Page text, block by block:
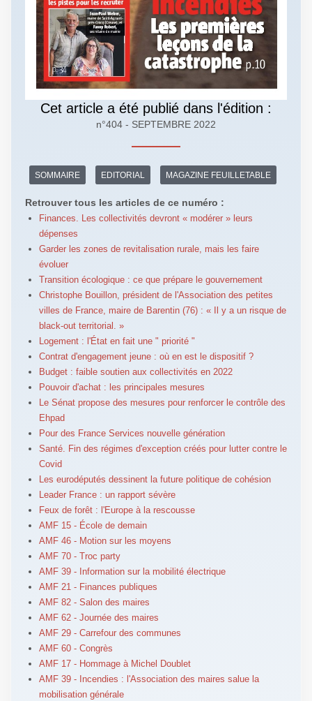
Cet article a été publié dans l'édition :
n°404 - SEPTEMBRE 2022
SOMMAIRE EDITORIAL MAGAZINE FEUILLETABLE
Retrouver tous les articles de ce numéro :
Finances. Les collectivités devront « modérer » leurs
dépenses
Garder les zones de revitalisation rurale, mais les faire
évoluer
Transition écologique : ce que prépare le gouvernement
Christophe Bouillon, président de l'Association des petites
villes de France, maire de Barentin (76) : « Il y a un risque de
black-out territorial. »
Logement : l'État en fait une " priorité "
Contrat d'engagement jeune : où en est le dispositif ?
Budget : faible soutien aux collectivités en 2022
Pouvoir d'achat : les principales mesures
Le Sénat propose des mesures pour renforcer le contrôle des
Ehpad
Pour des France Services nouvelle génération
Santé. Fin des régimes d'exception créés pour lutter contre le
Covid
Les eurodéputés dessinent la future politique de cohésion
Leader France : un rapport sévère
Feux de forêt : l'Europe à la rescousse
AMF 15 - École de demain
AMF 46 - Motion sur les moyens
AMF 70 - Troc party
AMF 39 - Information sur la mobilité électrique
AMF 21 - Finances publiques
AMF 82 - Salon des maires
AMF 62 - Journée des maires
AMF 29 - Carrefour des communes
AMF 60 - Congrès
AMF 17 - Hommage à Michel Doublet
AMF 39 - Incendies : l'Association des maires salue la
mobilisation générale